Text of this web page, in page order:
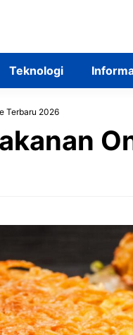
Teknologi
Terbaru 2026